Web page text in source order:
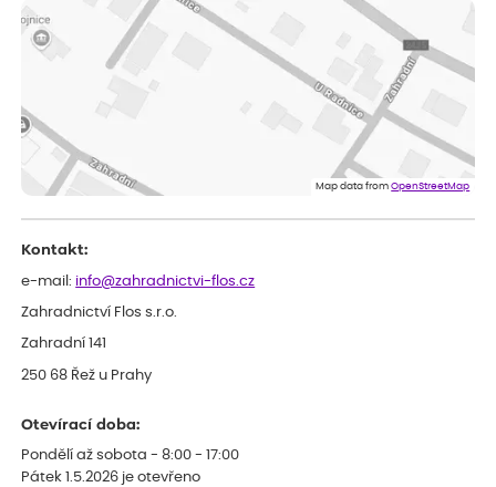
Vše v pořádku, jsem spokojena.
ověřený nákup dnes
Rostlina mi přišla v dobrém stavu, jsem spokojená.
Zuzana
Spokojenost s dodáním kvalitních rostlin
Map data fromOpenStreetMap
Kontakt:
e-mail: info@zahradnictvi-flos.cz
Zahradnictví Flos s.r.o.
Zahradní 141
250 68 Řež u Prahy
Otevírací doba:
Pondělí až sobota - 8:00 - 17:00
Pátek 1.5.2026 je otevřeno